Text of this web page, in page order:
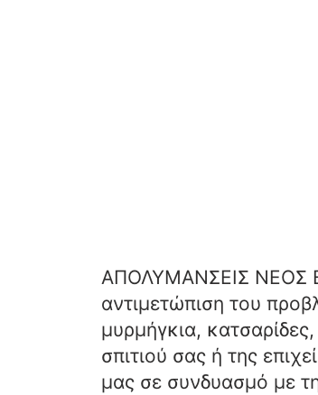
ΑΠΟΛΥΜΑΝΣΕΙΣ ΝΕΟΣ
αντιμετώπιση του
μυρμήγκια,
σπιτιού σας ή της
μας σε συνδυασμό με